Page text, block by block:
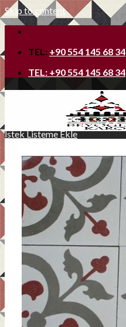
Skip to content
TEL: +90 554 145 68 34
TEL: +90 554 145 68 34
Ana Sayfa
Hakkımızda
Teknik Bilgi
Ürünler
Uygulama Alanları
Referanslar
İletişim
İstek Listeme Ekle